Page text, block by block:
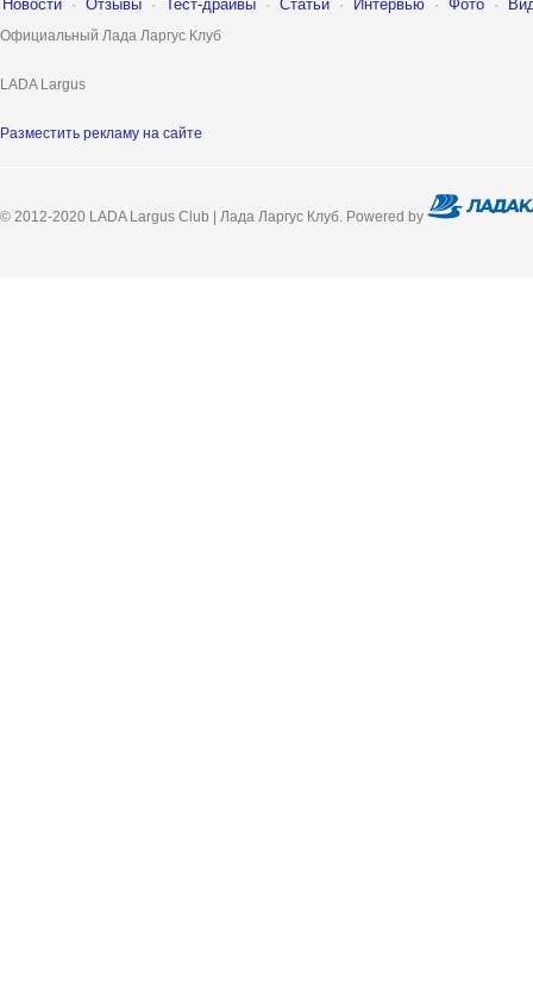
Новости · Отзывы · Тест-драйвы · Статьи · Интервью · Фото ·
Официальный Лада Ларгус Клуб
LADA Largus
Разместить рекламу на сайте
© 2012-2020 LADA Largus Club | Лада Ларгус Клуб. Powered by